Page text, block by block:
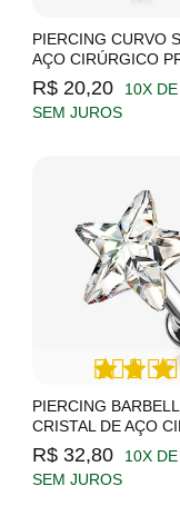
PIERCING CURVO
AÇO CIRÚRGICO
R$ 20,20
10X
SEM JUROS
PIERCING
CRISTAL DE AÇO
R$ 32,80
10X
SEM JUROS